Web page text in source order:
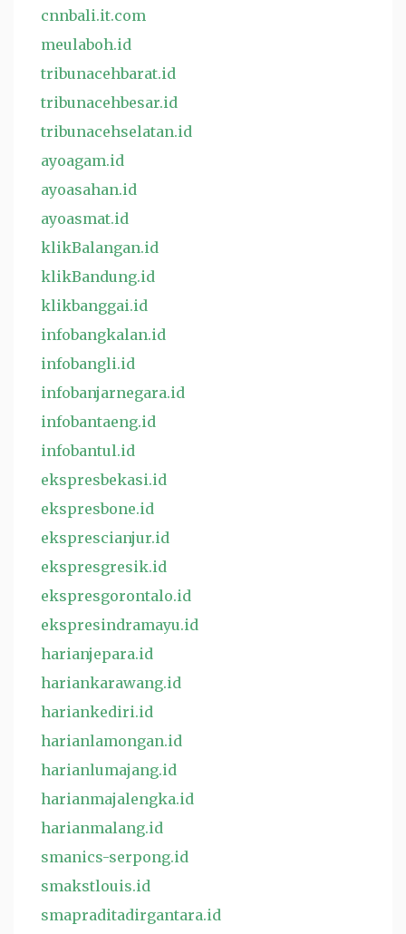
cnnbali.it.com
meulaboh.id
tribunacehbarat.id
tribunacehbesar.id
tribunacehselatan.id
ayoagam.id
ayoasahan.id
ayoasmat.id
klikBalangan.id
klikBandung.id
klikbanggai.id
infobangkalan.id
infobangli.id
infobanjarnegara.id
infobantaeng.id
infobantul.id
ekspresbekasi.id
ekspresbone.id
eksprescianjur.id
ekspresgresik.id
ekspresgorontalo.id
ekspresindramayu.id
harianjepara.id
hariankarawang.id
hariankediri.id
harianlamongan.id
harianlumajang.id
harianmajalengka.id
harianmalang.id
smanics-serpong.id
smakstlouis.id
smapraditadirgantara.id